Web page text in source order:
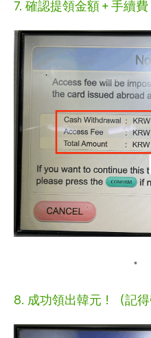
7. 確認提領金額＋手續費
8. 成功領出韓元！（記